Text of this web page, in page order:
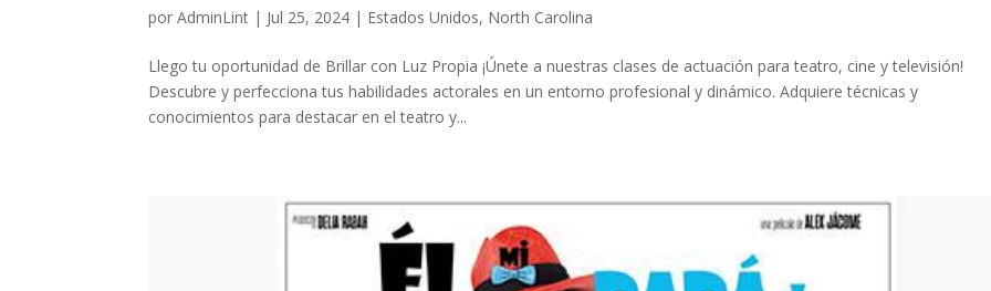
porAdminLint | Jul 25, 2024 | Estados Unidos, North Carolina
Llego tu oportunidad de Brillar con Luz Propia ¡Únete a nuestras clases de actuación para teatro, cine y televisión!
Descubre y perfecciona tus habilidades actorales en un entorno profesional y dinámico. Adquiere técnicas y
conocimientos para destacar en el teatro y...